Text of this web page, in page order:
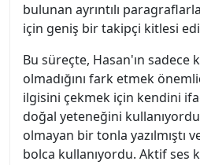
bulunan ayrıntılı
için geniş bir takipçi kitlesi
Bu süreçte, Hasan'ın
olmadığını fark etmek
ilgisini çekmek için kendini
doğal yeteneğini
olmayan bir tonla yazılmıştı
bolca kullanıyordu. Aktif ses